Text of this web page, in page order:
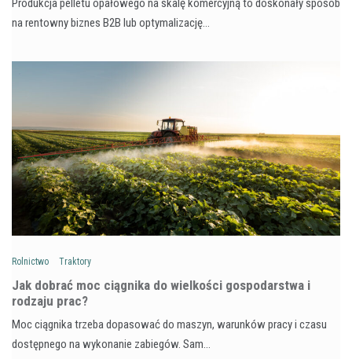
Produkcja pelletu opałowego na skalę komercyjną to doskonały sposób
na rentowny biznes B2B lub optymalizację…
Rolnictwo Traktory
Jak dobrać moc ciągnika do wielkości gospodarstwa i
rodzaju prac?
Moc ciągnika trzeba dopasować do maszyn, warunków pracy i czasu
dostępnego na wykonanie zabiegów. Sam…